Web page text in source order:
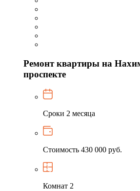
Ремонт квартиры на
проспекте
Сроки 2 месяца
Стоимость 430 000 руб.
Комнат 2